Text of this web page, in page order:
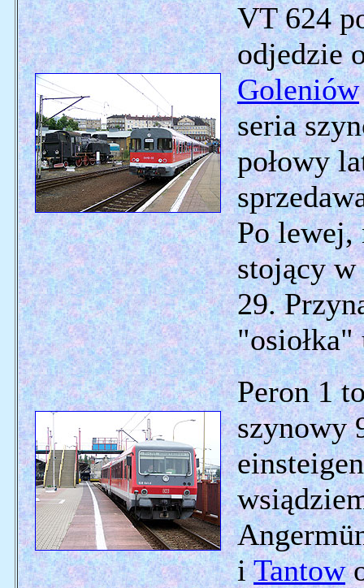
VT 624
odjedzie
Goleniów
seria
połowy
Po lewej,
stojący
29.
"osiołka"
Peron 1
szynowy
iTantow